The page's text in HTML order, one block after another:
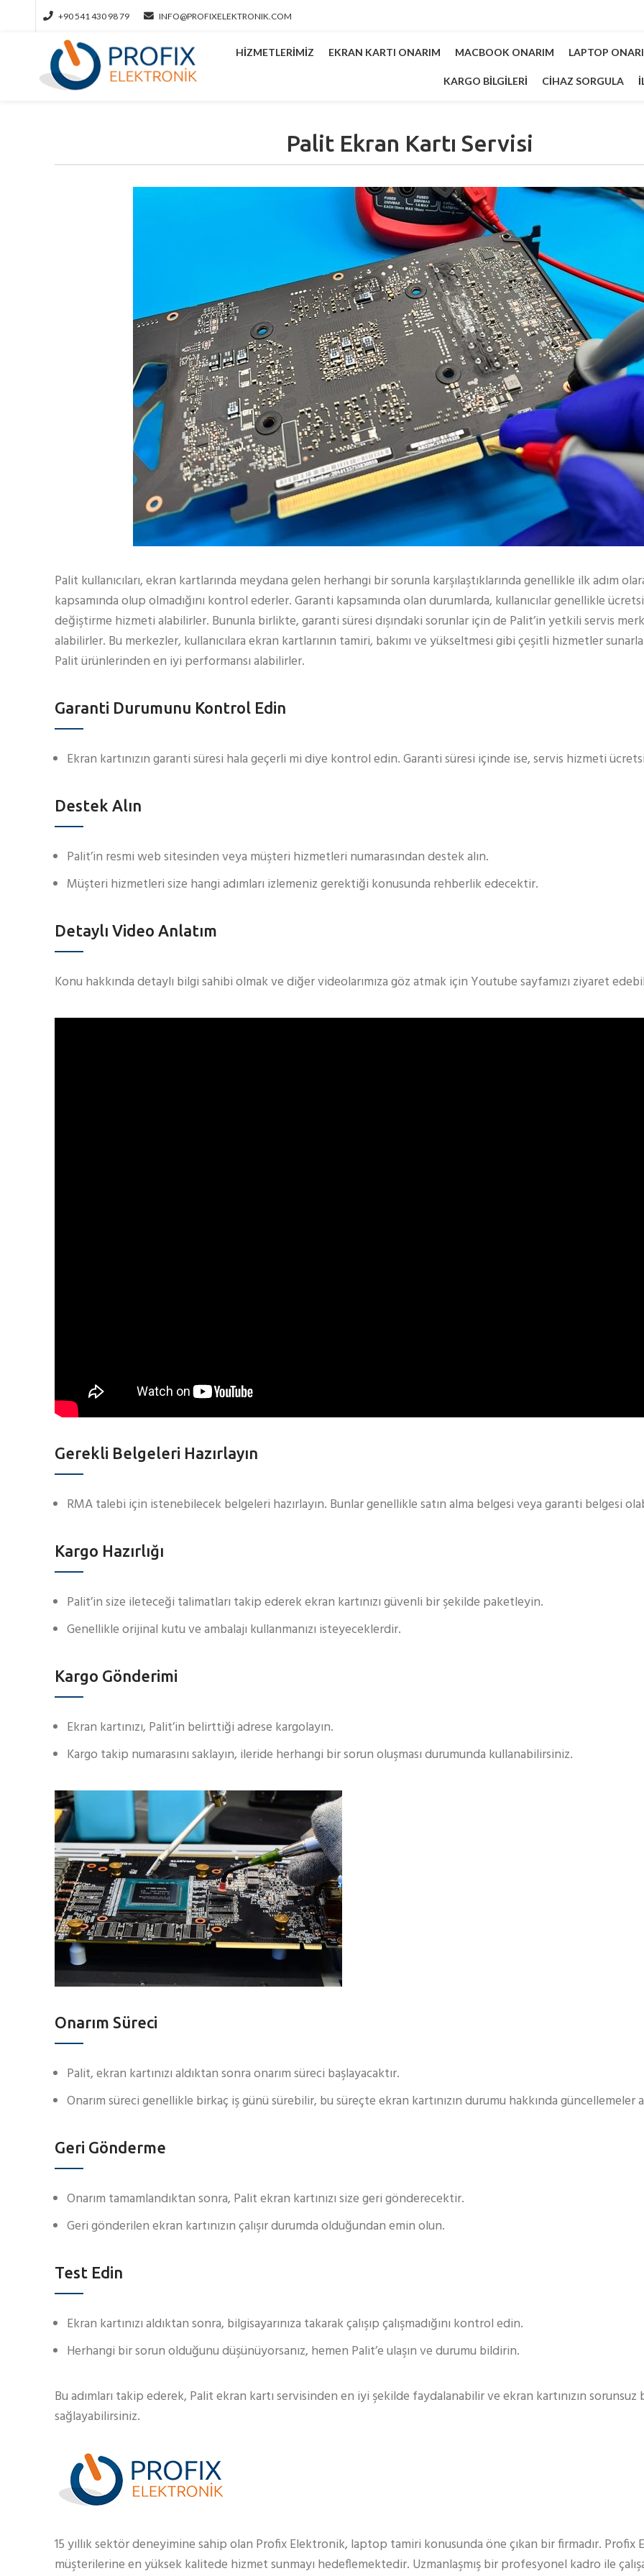
+90 541 430 98 79 INFO@PROFIXELEKTRONIK.COM
HIZMETLERIMIZ EKRAN KARTI ONARIM MACBOOK ONARIM LAPTOP
KARGO BILGILERI CIHAZ SORGULA
Palit Ekran Kartı Servisi
Palit kullanıcıları, ekran kartlarında meydana gelen herhangi bir sorunla karşılaştıklarında genellikle ilk adım
kapsamında olup olmadığını kontrol ederler. Garanti kapsamında olan durumlarda, kullanıcılar genellikle
değiştirme hizmeti alabilirler. Bununla birlikte, garanti süresi dışındaki sorunlar için de Palit’in yetkili servis
alabilirler. Bu merkezler, kullanıcılara ekran kartlarının tamiri, bakımı ve yükseltmesi gibi çeşitli hizmetler
Palit ürünlerinden en iyi performansı alabilirler.
Garanti Durumunu Kontrol Edin
Ekran kartınızın garanti süresi hala geçerli mi diye kontrol edin. Garanti süresi içinde ise, servis hizmeti
Destek Alın
Palit’in resmi web sitesinden veya müşteri hizmetleri numarasından destek alın.
Müşteri hizmetleri size hangi adımları izlemeniz gerektiği konusunda rehberlik edecektir.
Detaylı Video Anlatım
Konu hakkında detaylı bilgi sahibi olmak ve diğer videolarımıza göz atmak için Youtube sayfamızı ziyaret
Gerekli Belgeleri Hazırlayın
RMA talebi için istenebilecek belgeleri hazırlayın. Bunlar genellikle satın alma belgesi veya garanti belgesi
Kargo Hazırlığı
Palit’in size ileteceği talimatları takip ederek ekran kartınızı güvenli bir şekilde paketleyin.
Genellikle orijinal kutu ve ambalajı kullanmanızı isteyeceklerdir.
Kargo Gönderimi
Ekran kartınızı, Palit’in belirttiği adrese kargolayın.
Kargo takip numarasını saklayın, ileride herhangi bir sorun oluşması durumunda kullanabilirsiniz.
Onarım Süreci
Palit, ekran kartınızı aldıktan sonra onarım süreci başlayacaktır.
Onarım süreci genellikle birkaç iş günü sürebilir, bu süreçte ekran kartınızın durumu hakkında güncellemeler
Geri Gönderme
Onarım tamamlandıktan sonra, Palit ekran kartınızı size geri gönderecektir.
Geri gönderilen ekran kartınızın çalışır durumda olduğundan emin olun.
Test Edin
Ekran kartınızı aldıktan sonra, bilgisayarınıza takarak çalışıp çalışmadığını kontrol edin.
Herhangi bir sorun olduğunu düşünüyorsanız, hemen Palit’e ulaşın ve durumu bildirin.
Bu adımları takip ederek, Palit ekran kartı servisinden en iyi şekilde faydalanabilir ve ekran kartınızın sorunsuz
sağlayabilirsiniz.
15 yıllık sektör deneyimine sahip olan Profix Elektronik, laptop tamiri konusunda öne çıkan bir firmadır. Profix
müşterilerine en yüksek kalitede hizmet sunmayı hedeflemektedir. Uzmanlaşmış bir profesyonel kadro ile